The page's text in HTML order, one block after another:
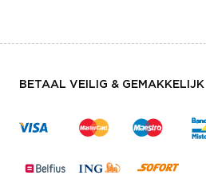
BETAAL VEILIG & GEMAKKELIJK